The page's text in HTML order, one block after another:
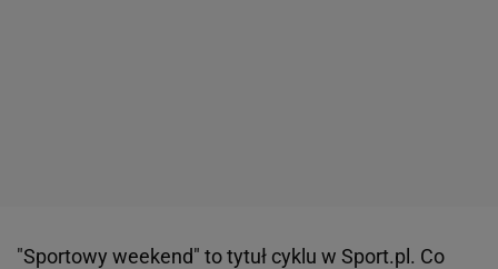
"Sportowy weekend" to tytuł cyklu w Sport.pl. Co